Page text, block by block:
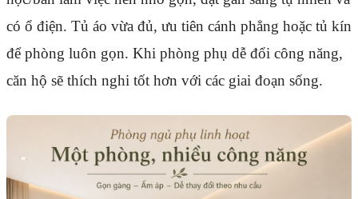
có ổ điện. Tủ áo vừa đủ, ưu tiên cánh phẳng hoặc tủ kín
để phòng luôn gọn. Khi phòng phụ dễ đổi công năng,
căn hộ sẽ thích nghi tốt hơn với các giai đoạn sống.